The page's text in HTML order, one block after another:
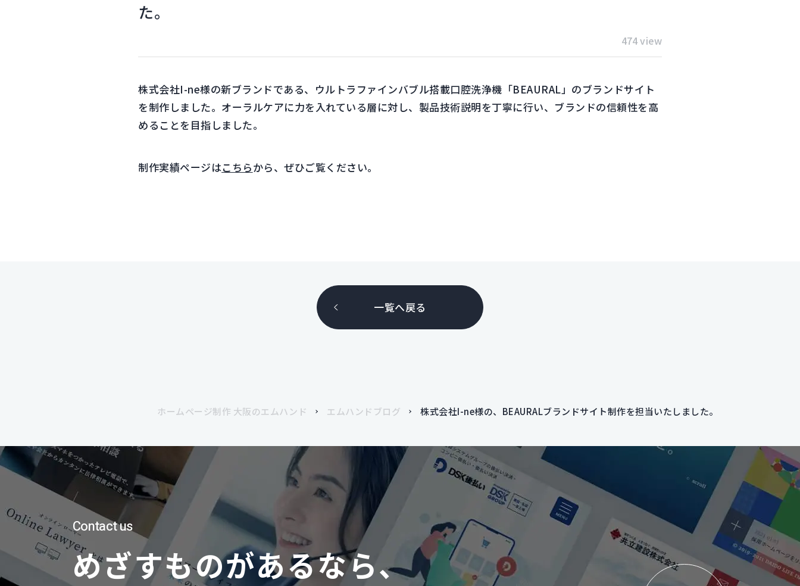
た。
474 view
株式会社I-ne様の新ブランドである、ウルトラファインバブル搭載口腔洗浄機「BEAURAL」のブランドサイト
を制作しました。オーラルケアに力を入れている層に対し、製品技術説明を丁寧に行い、ブランドの信頼性を高
めることを目指しました。
制作実績ページはこちらから、ぜひご覧ください。
一覧へ戻る
ホームページ制作 大阪のエムハンド エムハンドブログ 株式会社I-ne様の、BEAURALブランドサイト制作を担当いたしました。
Contact us
めざすものがあるなら、